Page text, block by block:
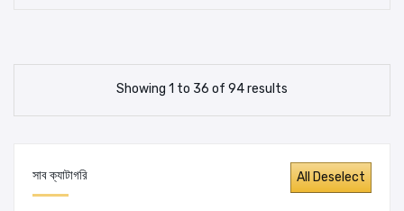
সাব ক্যাটাগরি
Showing 1 to 36 of 94 results